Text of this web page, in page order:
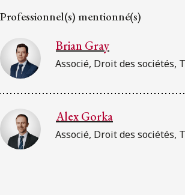
Professionnel(s) mentionné(s)
Brian Gray
Associé, Droit des sociétés,
Alex Gorka
Associé, Droit des sociétés,